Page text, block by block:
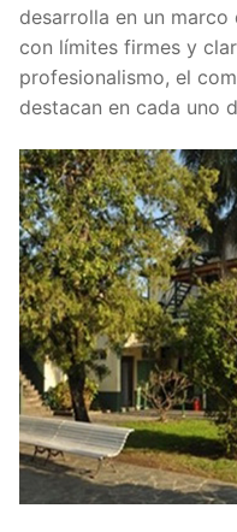
desarrolla en un
con límites firmes y
profesionalismo, el
destacan en cada uno